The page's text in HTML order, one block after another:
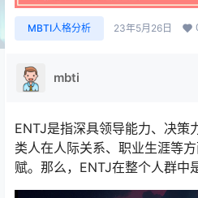
MBTI人格分析 23年5月26日
mbti
ENTJ是指深具领导能力、决策
类人在人际关系、职业生涯等
赋。那么，ENTJ在整个人群中